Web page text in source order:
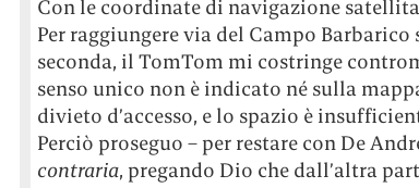
Con le coordinate di navigazione
Per raggiungere via del Campo
seconda, il TomTom mi costringe
senso unico non è indicato né sulla
divieto d’accesso, e lo spazio è
Perciò proseguo – per restare con De
contraria, pregando Dio che dall’altra